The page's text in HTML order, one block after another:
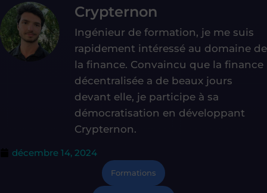
Crypternon
Ingénieur de formation, je me suis
rapidement intéressé au domaine de
la finance. Convaincu que la finance
décentralisée a de beaux jours
devant elle, je participe à sa
démocratisation en développant
Crypternon.
décembre 14, 2024
Formations